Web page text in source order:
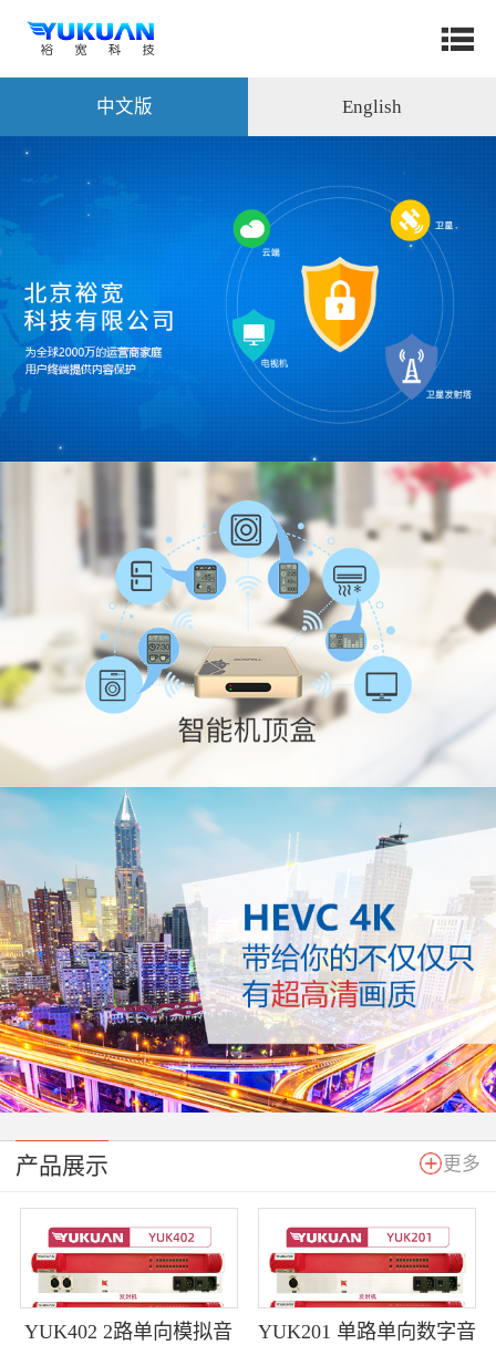
中文版 English
产品展示 更多
YUK402 2路单向模拟音
YUK201 单路单向数字音